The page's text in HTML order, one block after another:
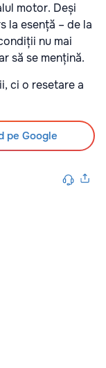
motor. Deși
la esență – de la
nu mai
să se mențină.
ci o resetare a
pe Google